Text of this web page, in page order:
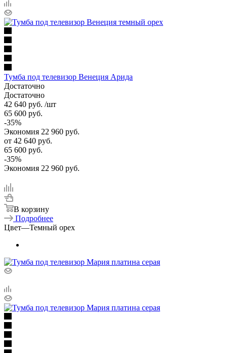
Тумба под телевизор Венеция Арида
Достаточно
Достаточно
42 640 руб. /шт
65 600 руб.
-35%
Экономия 22 960 руб.
от 42 640 руб.
65 600 руб.
-35%
Экономия 22 960 руб.
В корзину
Подробнее
Цвет—Темный орех